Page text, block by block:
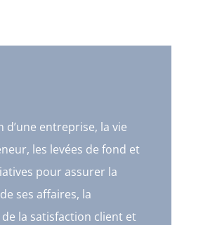
d’une entreprise, la vie
les levées de fond et
pour assurer la
ses affaires, la
la satisfaction client et